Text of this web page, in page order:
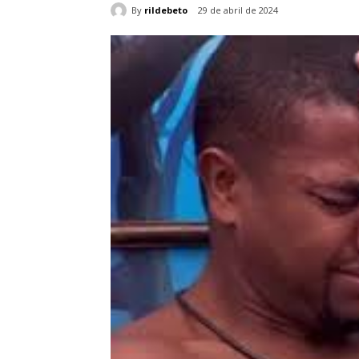
By rildebeto 29 de abril de 2024